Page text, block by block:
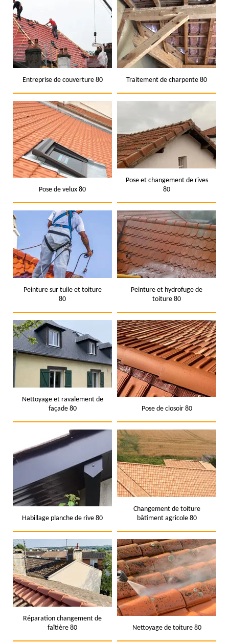
Entreprise de couverture 80 Traitement de charpente 80
Pose de velux 80
Pose et changement de rives
80
Peinture sur tuile et toiture
80
Peinture et hydrofuge de
toiture 80
Nettoyage et ravalement de
façade 80
Pose de closoir 80
Habillage planche de rive 80
Changement de toiture
bâtiment agricole 80
Réparation changement de
faîtière 80
Nettoyage de toiture 80